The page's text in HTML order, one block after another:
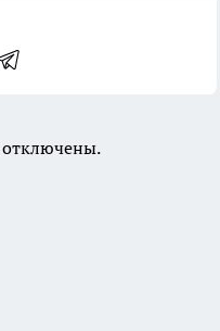
отключены.